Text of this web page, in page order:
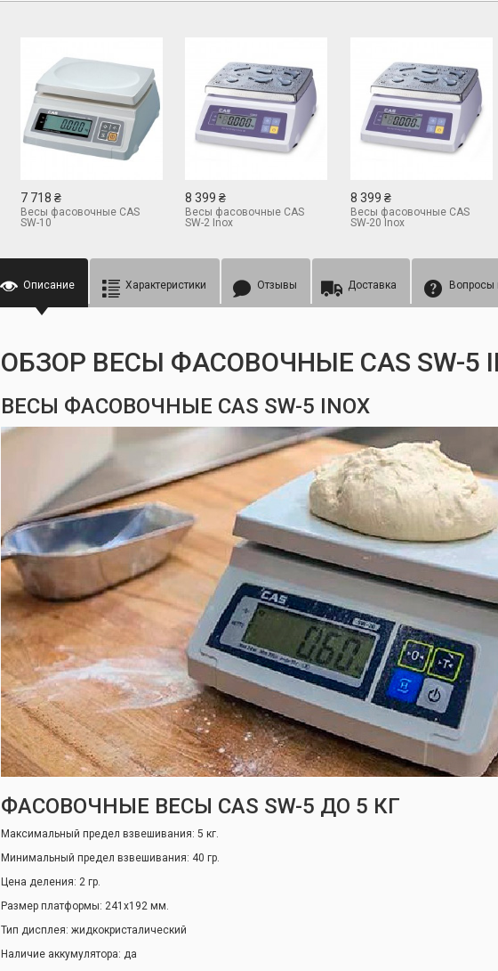
7 718 ₴
Весы фасовочные CAS
SW-10
8 399 ₴
Весы фасовочные CAS
SW-2 Inox
8 399 ₴
Весы фасовочные CAS
SW-20 Inox
Описание Характеристики Отзывы Доставка Вопросы
ОБЗОР ВЕСЫ ФАСОВОЧНЫЕ CAS SW-5
ВЕСЫ ФАСОВОЧНЫЕ CAS SW-5 INOX
ФАСОВОЧНЫЕ ВЕСЫ CAS SW-5 ДО 5 КГ
Максимальный предел взвешивания: 5 кг.
Минимальный предел взвешивания: 40 гр.
Цена деления: 2 гр.
Размер платформы: 241х192 мм.
Тип дисплея: жидкокристалический
Наличие аккумулятора: да